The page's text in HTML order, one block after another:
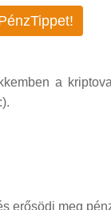
a
erősödj meg